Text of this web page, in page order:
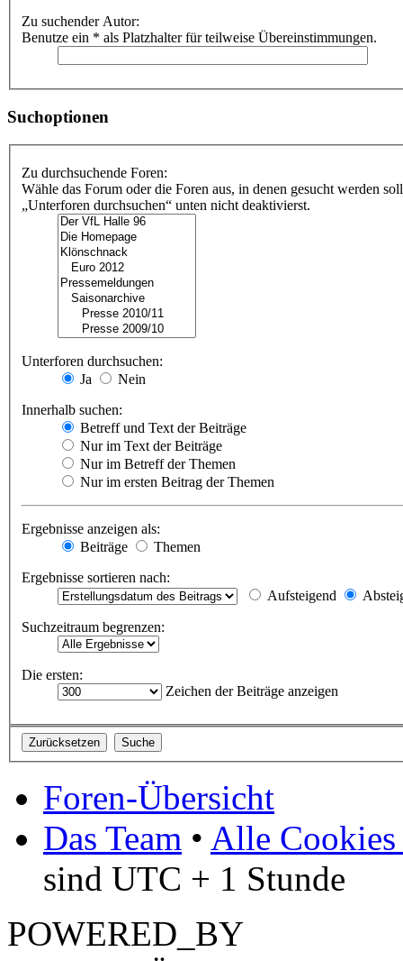
Zu suchender Autor:
Benutze ein * als Platzhalter für teilweise Übereinstimmungen.
Suchoptionen
Zu durchsuchende Foren:
Wähle das Forum oder die Foren aus, in denen gesucht werden
„Unterforen durchsuchen“ unten nicht deaktivierst.
Unterforen durchsuchen:
Ja
Nein
Innerhalb suchen:
Betreff und Text der Beiträge
Nur im Text der Beiträge
Nur im Betreff der Themen
Nur im ersten Beitrag der Themen
Ergebnisse anzeigen als:
Beiträge
Themen
Ergebnisse sortieren nach:
Aufsteigend
Suchzeitraum begrenzen:
Die ersten:
Zeichen der Beiträge anzeigen
Foren-Übersicht
Das Team • Alle Cookies
sind UTC + 1 Stunde
POWERED_BY